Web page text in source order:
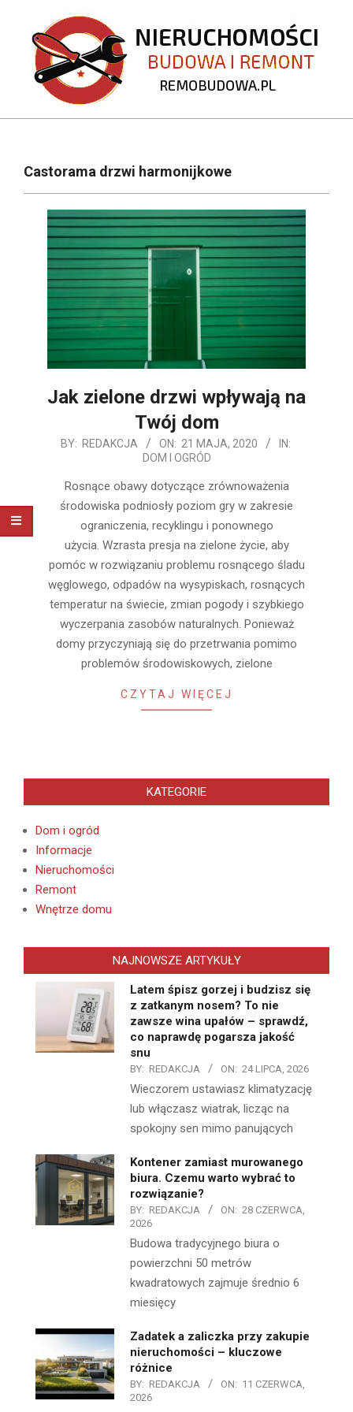
content
REMOBUDOWA.PL
NavigationCastorama drzwi harmonijkowe
Jak zielone drzwi wpływają na
Twój dom
2020-
BY: REDAKCJA ON: 21 MAJA, 2020
IN:
DOM I OGRÓD
Rosnące obawy dotyczące zrównoważenia
środowiska podniosły poziom gry w zakresie
ograniczenia, recyklingu i ponownego
użycia. Wzrasta presja na zielone życie, aby
pomóc w rozwiązaniu problemu rosnącego śladu
węglowego, odpadów na wysypiskach, rosnących
temperatur na świecie, zmian pogody i szybkiego
wyczerpania zasobów naturalnych. Ponieważ
domy przyczyniają się do przetrwania pomimo
problemów środowiskowych, zielone
CZYTAJ WIĘCEJ
KATEGORIE
Dom i ogród
Informacje
Nieruchomości
Remont
Wnętrze domu
NAJNOWSZE ARTYKUŁY
Latem śpisz gorzej i budzisz się
z zatkanym nosem? To nie
zawsze wina upałów – sprawdź,
co naprawdę pogarsza jakość
snu
BY: REDAKCJA ON: 24 LIPCA, 2026
Wieczorem ustawiasz klimatyzację
lub włączasz wiatrak, licząc na
spokojny sen mimo panujących
Kontener zamiast murowanego
biura. Czemu warto wybrać to
rozwiązanie?
BY: REDAKCJA ON: 28 CZERWCA,
2026
Budowa tradycyjnego biura o
powierzchni 50 metrów
kwadratowych zajmuje średnio 6
miesięcy
Zadatek a zaliczka przy zakupie
nieruchomości – kluczowe
różnice
BY: REDAKCJA ON: 11 CZERWCA,
2026